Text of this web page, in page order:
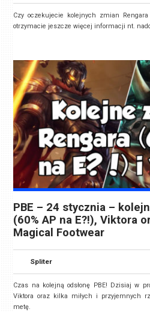
Czy oczekujecie kolejnych zmian
otrzymacie jeszcze więcej informacji nt.
PBE – 24 stycznia –
(60% AP na E?!), Viktora
Magical Footwear
Spliter
Czas na kolejną odsłonę PBE! Dzisiaj w
Viktora oraz kilka miłych i przyjemnych
metę.